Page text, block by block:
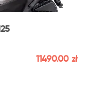
11490.00 zł